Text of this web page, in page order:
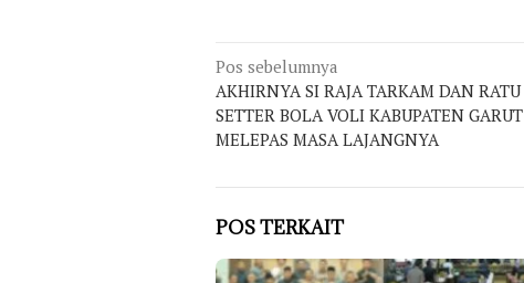
Navigasi
pos
Pos sebelumnya
AKHIRNYA SI RAJA TARKAM DAN RATU
SETTER BOLA VOLI KABUPATEN GARUT
MELEPAS MASA LAJANGNYA
POS TERKAIT